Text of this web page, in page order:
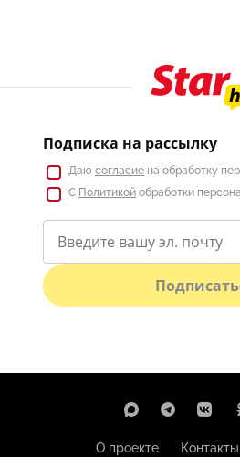
Подписка на рассылку
Даю согласие на обработку
С Политикой обработки
О проекте Контакты